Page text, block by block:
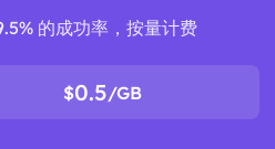
的成功率，按量计费
$0.5/GB